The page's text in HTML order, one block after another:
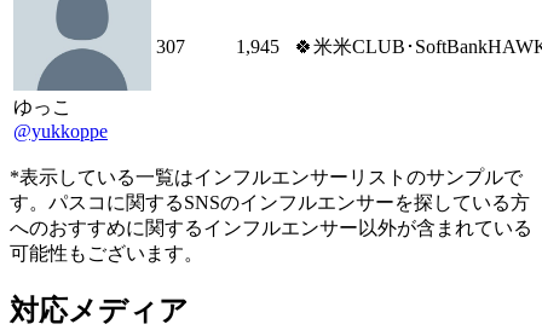
ゆっこ
@yukkoppe
307 1,945 🍀米米CLUB･
*表示している一覧はインフルエンサーリストのサンプルで
す。パスコに関するSNSのインフルエンサーを探している方
へのおすすめに関するインフルエンサー以外が含まれている
可能性もございます。
対応メディア